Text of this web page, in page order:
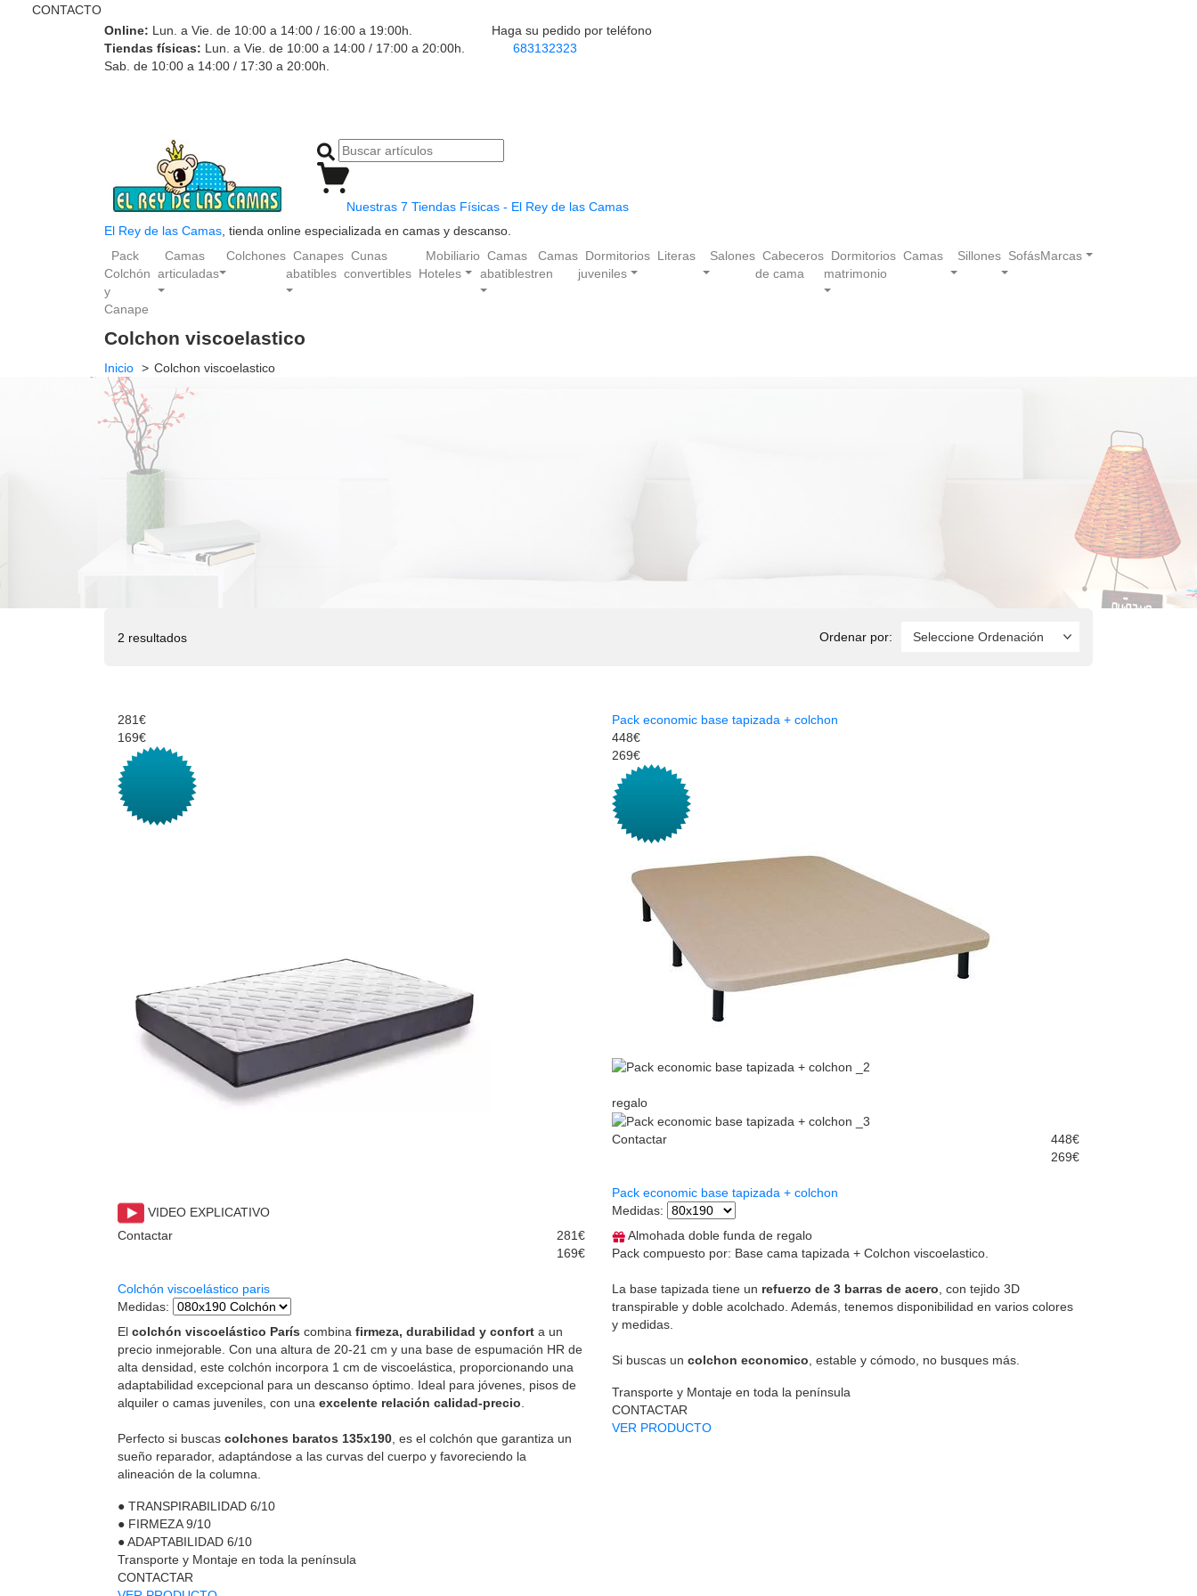
CONTACTO
Online: Lun. a Vie. de 10:00 a 14:00 / 16:00 a 19:00h.
Tiendas físicas: Lun. a Vie. de 10:00 a 14:00 / 17:00 a 20:00h.
Sab. de 10:00 a 14:00 / 17:30 a 20:00h.
Haga su pedido por teléfono
683132323
Nuestras 7 Tiendas Físicas - El Rey de las Camas
El Rey de las Camas , tienda online especializada en camas y descanso.
Pack
Colchón
y
Canape
Camas
articuladas
Colchones Canapes
abatibles
Cunas
convertibles
Mobiliario
Hoteles
Camas
abatibles
Camas
tren
Dormitorios
juveniles
Literas Salones Cabeceros
de cama
Dormitorios
matrimonio
Camas Sillones SofásMarcas
Colchon viscoelastico
Inicio Colchon viscoelastico
2 resultados Ordenar por:
281€
169€
VIDEO EXPLICATIVO
Contactar
281€
169€
Colchón viscoelástico paris
Medidas:
El colchón viscoelástico París combina firmeza, durabilidad y confort a un
precio inmejorable. Con una altura de 20-21 cm y una base de espumación HR de
alta densidad, este colchón incorpora 1 cm de viscoelástica, proporcionando una
adaptabilidad excepcional para un descanso óptimo. Ideal para jóvenes, pisos de
alquiler o camas juveniles, con una excelente relación calidad-precio
Perfecto si buscas colchones baratos 135x190 , es el colchón que garantiza un
sueño reparador, adaptándose a las curvas del cuerpo y favoreciendo la
alineación de la columna.
● TRANSPIRABILIDAD 6/10
● FIRMEZA 9/10
●ADAPTABILIDAD 6/10
Transporte y Montaje en toda la península
CONTACTAR
Pack economic base tapizada + colchon
448€
269€
regalo
Contactar
448€
269€
Pack economic base tapizada + colchon
Medidas:
Almohada doble funda de regalo
Pack compuesto por: Base cama tapizada + Colchon viscoelastico.
La base tapizada tiene un refuerzo de 3 barras de acero, con tejido 3D
transpirable y doble acolchado. Además, tenemos disponibilidad en varios colores
y medidas.
Si buscas un colchon economico, estable y cómodo, no busques más.
Transporte y Montaje en toda la península
CONTACTAR
VER PRODUCTO